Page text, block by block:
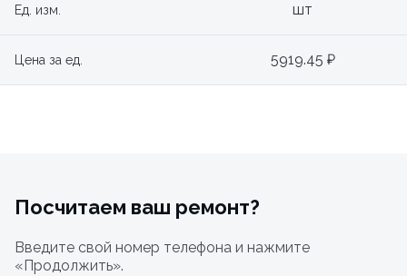
Ед. изм. шт
Цена за ед. 5919.45 ₽
Посчитаем ваш ремонт?
Введите свой номер телефона и нажмите
«Продолжить».